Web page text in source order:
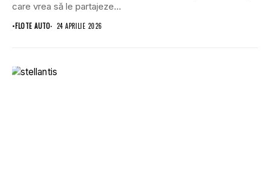
care vrea să le partajeze...
•FLOTE AUTO 24 APRILIE 2026